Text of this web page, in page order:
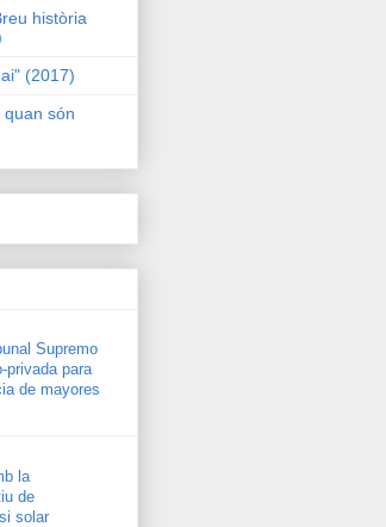
història
(2017)
quan són
Supremo
privada para
de mayores
la
de
solar